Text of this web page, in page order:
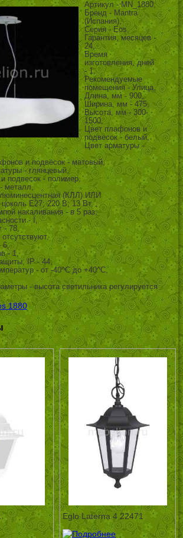
Артикул - MN_1880,
Бренд - Mantra
(Испания),
Серия - Eos,
Гарантия, месяцев -
24,
Время
изготовления, дней
- 1,
Рекомендуемые
помещения - Улица,
Длина, мм - 900,
Ширина, мм - 475,
Высота, мм - 300-
1500,
Цвет плафонов и
подвесок - белый,
Цвет арматуры -
и подвесок - матовый,
- глянцевый,
подвесок - полимер,
металл,
(КЛЛ) ИЛИ
E27; 220 В; 13 Вт, ,
накаливания - в 5 раз,
- I,
- 78,
6,
- 1,
IP - 44,
- от -40^C до +40^C,
- высота светильника регулируется
Eglo Laterna 4 22471